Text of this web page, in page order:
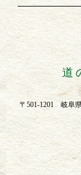
道
〒501-1201 岐阜